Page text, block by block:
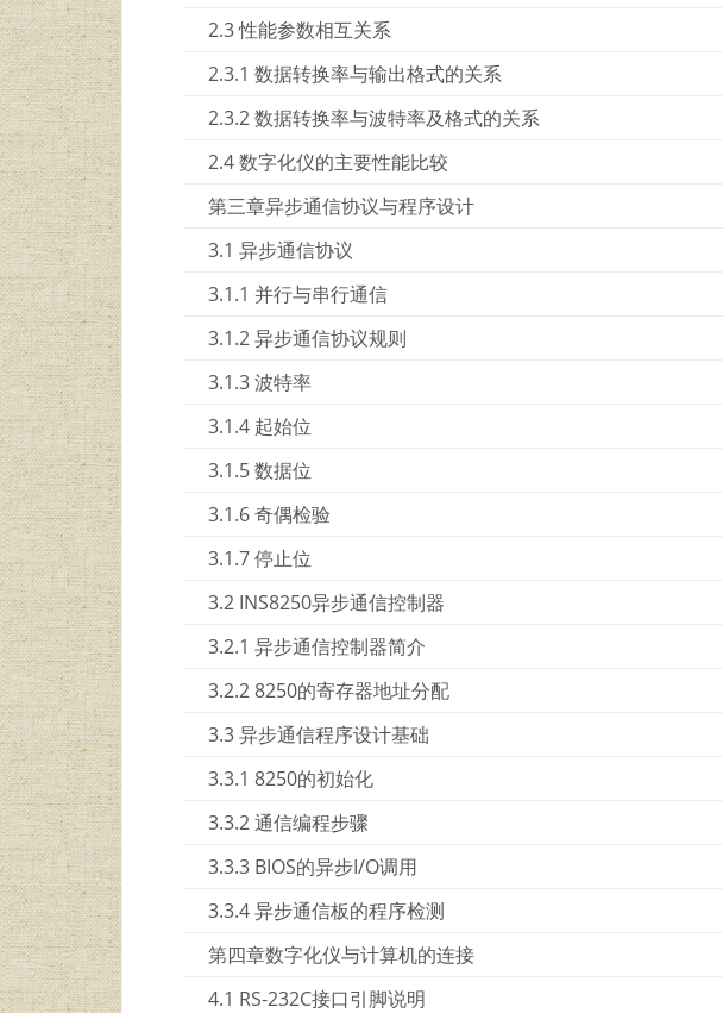
2.3 性能参数相互关系
2.3.1 数据转换率与输出格式的关系
2.3.2 数据转换率与波特率及格式的关系
2.4 数字化仪的主要性能比较
第三章异步通信协议与程序设计
3.1 异步通信协议
3.1.1 并行与串行通信
3.1.2 异步通信协议规则
3.1.3 波特率
3.1.4 起始位
3.1.5 数据位
3.1.6 奇偶检验
3.1.7 停止位
3.2 INS8250异步通信控制器
3.2.1 异步通信控制器简介
3.2.2 8250的寄存器地址分配
3.3 异步通信程序设计基础
3.3.1 8250的初始化
3.3.2 通信编程步骤
3.3.3 BIOS的异步I/O调用
3.3.4 异步通信板的程序检测
第四章数字化仪与计算机的连接
4.1 RS-232C接口引脚说明